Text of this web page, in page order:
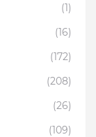
(1)
(16)
(172)
(208)
(26)
(109)